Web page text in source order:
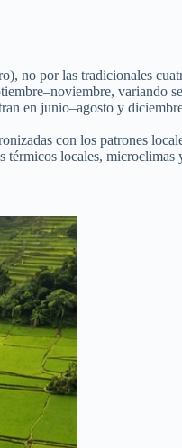
no por las tradicionales
variando
en junio–agosto y
con los patrones
térmicos locales,